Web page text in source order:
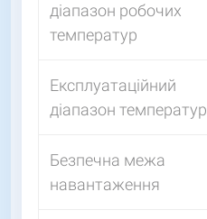
діапазон робочих
температур
Експлуатаційний
діапазон температур
Безпечна межа
навантаження